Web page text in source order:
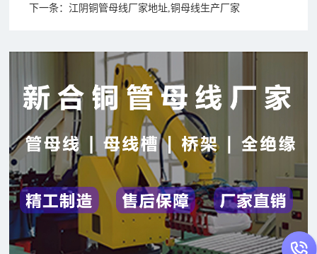
下一条：江阴铜管母线厂家地址,铜母线生产厂家